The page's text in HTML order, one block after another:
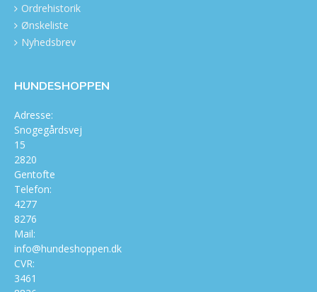
Ordrehistorik
Ønskeliste
Nyhedsbrev
HUNDESHOPPEN
Adresse:
Snogegårdsvej
15
2820
Gentofte
Telefon:
4277
8276
Mail:
info@hundeshoppen.dk
CVR:
3461